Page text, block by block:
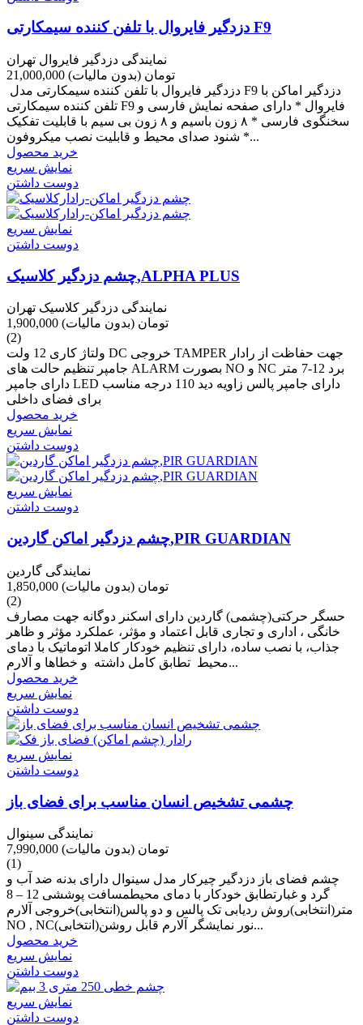
دزدگیر فایروال با تلفن کننده سیمکارتی F9
نمایندگی دزدگیر فایروال تهران
21,000,000 تومان (بدون مالیات)
تلفن کننده سیمکارتی F9 فایروال * دارای صفحه نمایش فارسی و
سخنگوی فارسی * ۸ زون باسیم و ۸ زون بی سیم با قابلیت تفکیک
* شنود صدای محیط و قابلیت نصب میکروفون...
خرید محصول
نمایش سریع
دوست داشتن
نمایش سریع
دوست داشتن
چشم دزدگیر کلاسیک,ALPHA PLUS
نمایندگی دزدگیر کلاسیک تهران
1,900,000 تومان (بدون مالیات)
(2)
ولتاژ کاری 12 ولت DC خروجی TAMPER جهت حفاظت از رادار
جامپر تنظیم حالت های ALARM بصورت NO و NC برد 12-7 متر
دارای جامپر LED دارای جامپر پالس زاویه دید 110 درجه مناسب
برای فضای داخلی
خرید محصول
نمایش سریع
دوست داشتن
نمایش سریع
دوست داشتن
چشم دزدگیر اماکن گاردین,PIR GUARDIAN
نمایندگی گاردین
1,850,000 تومان (بدون مالیات)
(2)
حسگر حرکتی(چشمی) گاردین دارای اسکنر دوگانه جهت مصارف
خانگی ، اداری و تجاری قابل اعتماد و مؤثر، عملکرد مؤثر و ظاهر
جذاب، با نصب ساده، دارای تنظیم خودکار کاملا اتوماتیک با دمای
محیط تطابق کامل داشته و خطاها و آلارم...
خرید محصول
نمایش سریع
دوست داشتن
نمایش سریع
دوست داشتن
چشمی تشخیص انسان مناسب برای فضای باز
نمایندگی سینوال
7,990,000 تومان (بدون مالیات)
(1)
چشم فضای باز دزدگیر چیرکار مدل سینوال دارای بدنه ضد آب و
گرد و غبارتطابق خودکار با دمای محیطمسافت پوششی 12 – 8
متر(انتخابی)روش ردیابی تک پالس و دو پالس(انتخابی)خروجی آلارم
NO , NC(انتخابی)نور نمایشگر آلارم قابل روشن...
خرید محصول
نمایش سریع
دوست داشتن
نمایش سریع
دوست داشتن